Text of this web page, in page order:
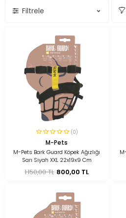
Filtrele
(0)
M-Pets
M-Pets Bark Guard Köpek Ağızlığı
Sarı Siyah XXL 22x19x9 Cm
1.150,00 TL 800,00 TL